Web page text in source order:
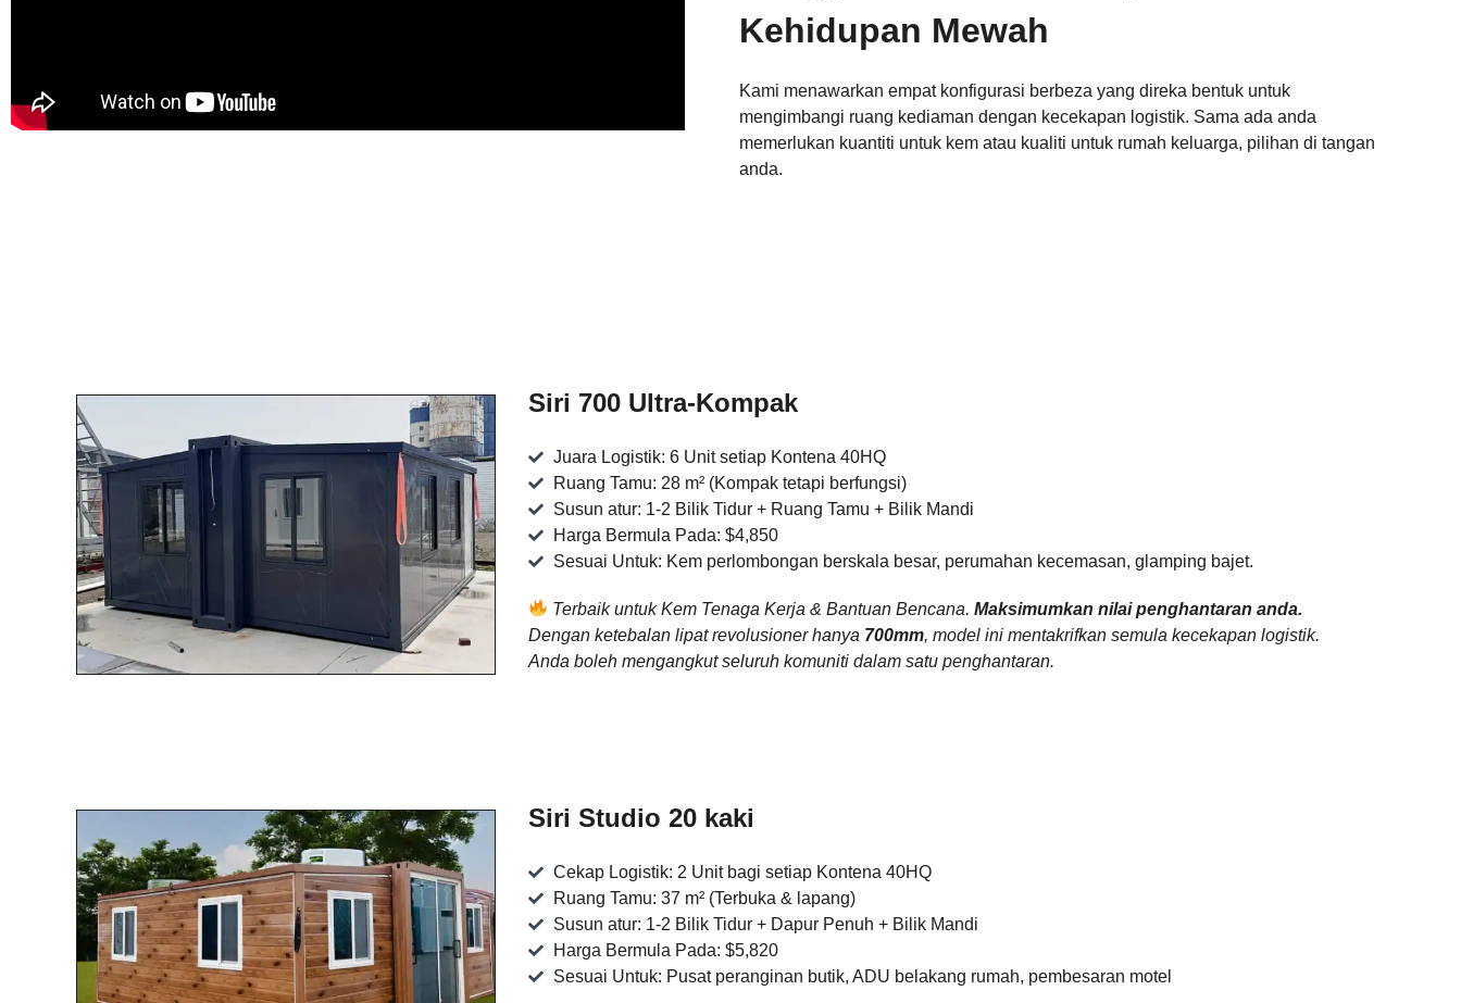
Kehidupan Mewah
Kami menawarkan empat konfigurasi berbeza yang direka bentuk untuk
mengimbangi ruang kediaman dengan kecekapan logistik. Sama ada anda
memerlukan kuantiti untuk kem atau kualiti untuk rumah keluarga, pilihan di tangan
anda.
Siri 700 Ultra-Kompak
Juara Logistik: 6 Unit setiap Kontena 40HQ
Ruang Tamu: 28 m² (Kompak tetapi berfungsi)
Susun atur: 1-2 Bilik Tidur + Ruang Tamu + Bilik Mandi
Harga Bermula Pada: $4,850
Sesuai Untuk: Kem perlombongan berskala besar, perumahan kecemasan, glamping bajet.
Terbaik untuk Kem Tenaga Kerja & Bantuan Bencana.Maksimumkan nilai penghantaran anda.
Dengan ketebalan lipat revolusioner hanya 700mm, model ini mentakrifkan semula kecekapan logistik.
Anda boleh mengangkut seluruh komuniti dalam satu penghantaran.
Siri Studio 20 kaki
Cekap Logistik: 2 Unit bagi setiap Kontena 40HQ
Ruang Tamu: 37 m² (Terbuka & lapang)
Susun atur: 1-2 Bilik Tidur + Dapur Penuh + Bilik Mandi
Harga Bermula Pada: $5,820
Sesuai Untuk: Pusat peranginan butik, ADU belakang rumah, pembesaran motel